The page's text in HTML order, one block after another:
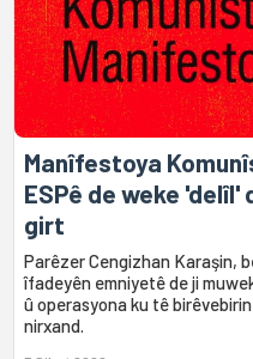
Manîfestoya
ESPê de weke 'delîl'
girt
Parêzer Cengizhan Karaşin,
îfadeyên emniyetê de ji
û operasyona ku tê
nirxand.